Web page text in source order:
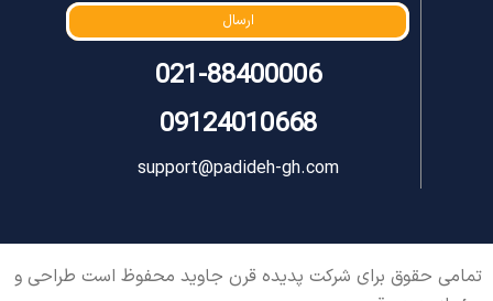
ارسال
021-88400006
09124010668
support@padideh-gh.com
تمامی حقوق برای شرکت پدیده قرن جاوید محفوظ است طراحی و